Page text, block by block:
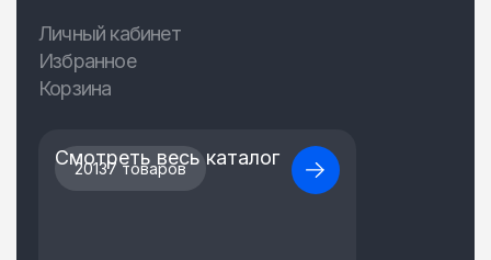
Личный кабинет
Избранное
Корзина
20137 товаров
Смотреть весь каталог